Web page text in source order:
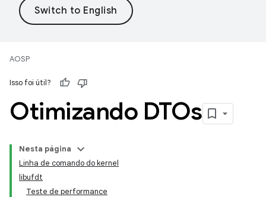
AOSP
Isso foi útil?
Otimizando DTOs
Nesta página
Linha de comando do kernel
libufdt
Teste de performance